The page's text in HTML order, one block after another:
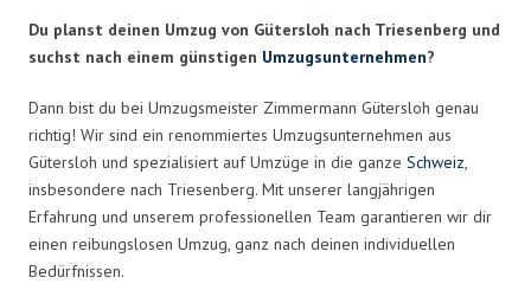
Du planst deinen Umzug von Gütersloh nach Triesenberg und
suchst nach einem günstigen Umzugsunternehmen?
Dann bist du bei Umzugsmeister Zimmermann Gütersloh genau
richtig! Wir sind ein renommiertes Umzugsunternehmen aus
Gütersloh und spezialisiert auf Umzüge in die ganze Schweiz,
insbesondere nach Triesenberg. Mit unserer langjährigen
Erfahrung und unserem professionellen Team garantieren wir dir
einen reibungslosen Umzug, ganz nach deinen individuellen
Bedürfnissen.